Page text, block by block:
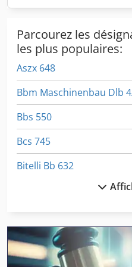
Parcourez les
les plus populaires:
Aszx 648
Bbm Maschinenbau Dlb
Bbs 550
Bcs 745
Bitelli Bb 632
Boehringer Dus 560 Ti
Bsa Bpk 190